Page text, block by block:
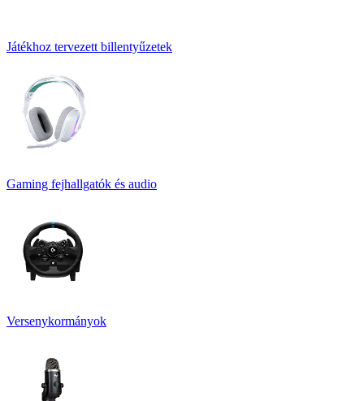
Játékhoz tervezett billentyűzetek
Gaming fejhallgatók és audio
Versenykormányok